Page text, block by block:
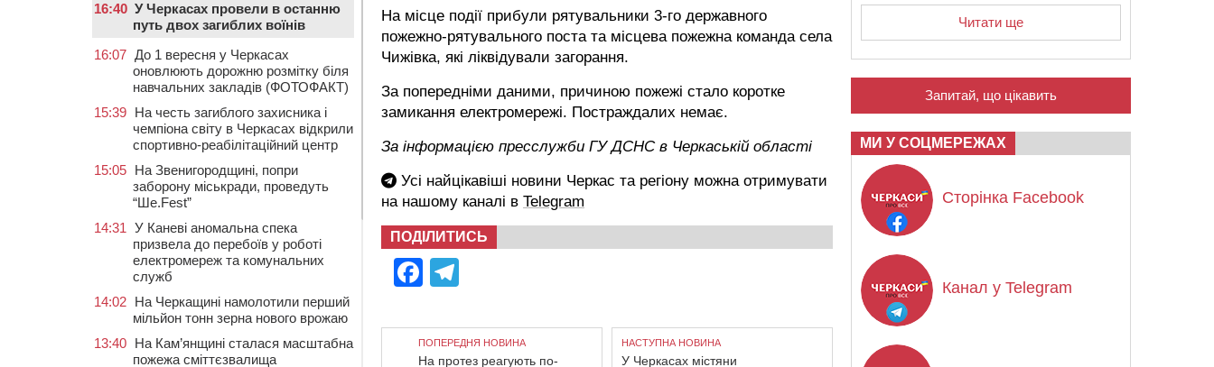
На місце події прибули рятувальники 3-го державного
пожежно-рятувального поста та місцева пожежна команда села
Чижівка, які ліквідували загорання.
За попередніми даними, причиною пожежі стало коротке
замикання електромережі. Постраждалих немає.
За інформацією пресслужби ГУ ДСНС в Черкаській області
Усі найцікавіші новини Черкас та регіону можна отримувати
на нашому каналі в Telegram
ПОДІЛИТИСЬ
Facebook
ПОПЕРЕДНЯ НОВИНА
На протез реагують по-
НАСТУПНА НОВИНА
У Черкасах містяни
16:40 У Черкасах провели в останню
путь двох загиблих воїнів
16:07 До 1 вересня у Черкасах
оновлюють дорожню розмітку біля
навчальних закладів (ФОТОФАКТ)
15:39 На честь загиблого захисника і
чемпіона світу в Черкасах відкрили
спортивно-реабілітаційний центр
15:05 На Звенигородщині, попри
заборону міськради, проведуть
“Ше.Fest”
14:31 У Каневі аномальна спека
призвела до перебоїв у роботі
електромереж та комунальних
служб
14:02 На Черкащині намолотили перший
мільйон тонн зерна нового врожаю
13:40 На Кам’янщині сталася масштабна
пожежа сміттєзвалища
Читати ще
Запитай, що цікавить
МИ У СОЦМЕРЕЖАХ
Сторінка Facebook
Канал у Telegram